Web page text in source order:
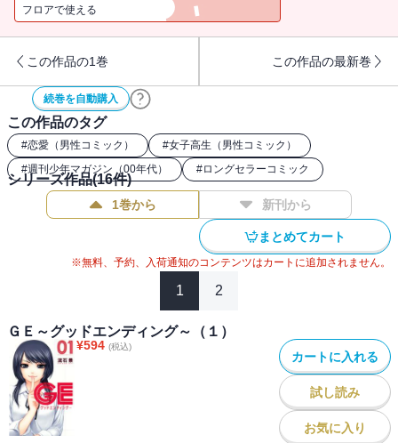
フロアで使える
この作品の1巻 この作品の最新巻
続巻を自動購入
この作品のタグ
#恋愛（男性コミック） #女子高生（男性コミック）
#週刊少年マガジン（00年代） #ロングセラーコミック
シリーズ作品(16件)
1巻から 新刊から
まとめてカート
※無料、予約、入荷通知のコンテンツはカートに追加されません。
1 2
ＧＥ～グッドエンディング～（１）
¥594 (税込)
カートに入れる
試し読み
お気に入り